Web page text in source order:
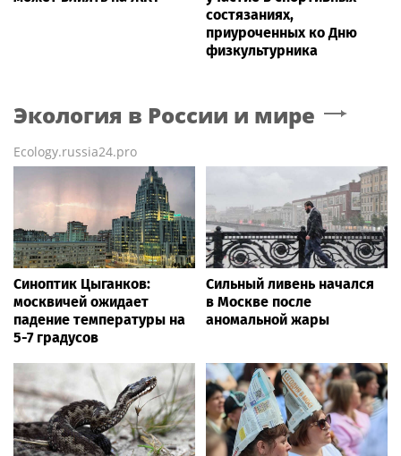
состязаниях,
приуроченных ко Дню
физкультурника
Экология в России и мире
Ecology.russia24.pro
Синоптик Цыганков:
москвичей ожидает
падение температуры на
5-7 градусов
Сильный ливень начался
в Москве после
аномальной жары